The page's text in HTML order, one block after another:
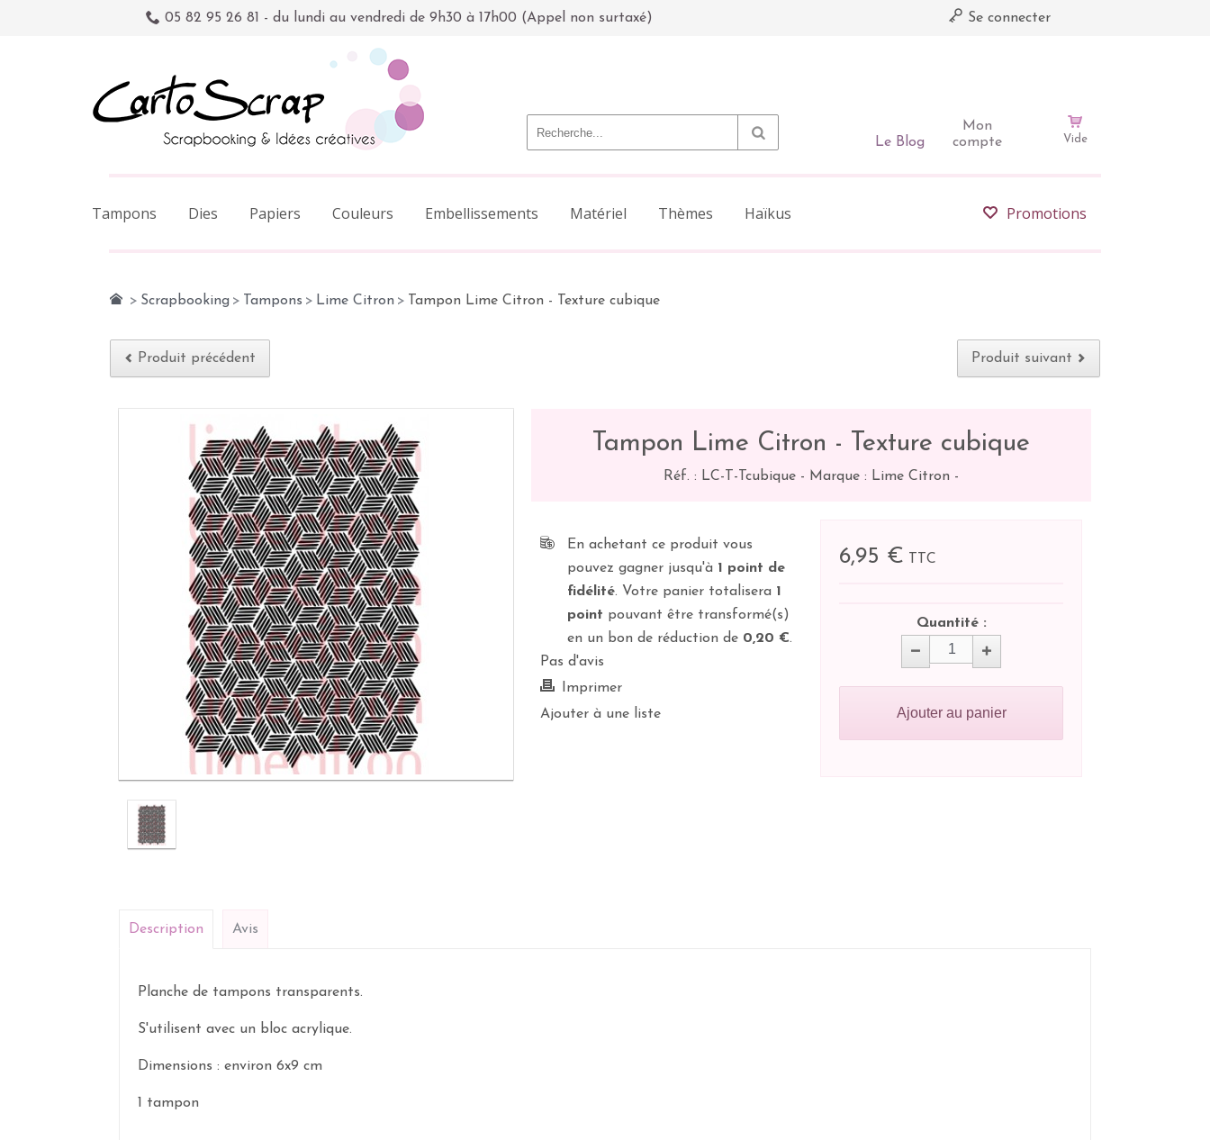
05 82 95 26 81 - du lundi au vendredi de 9h30 à 17h00 (Appel non surtaxé) Se connecter
Mon
compte
Le Blog Vide
Tampons Dies Papiers Couleurs Embellissements Matériel Thèmes Promotions
Haïkus
> Scrapbooking > Tampons > Lime Citron > Tampon Lime Citron - Texture cubique
Produit précédent Produit suivant
Tampon Lime Citron - Texture cubique
Réf. : LC-T-Tcubique - Marque : Lime Citron -
En achetant ce produit vous
pouvez gagner jusqu'à 1
point de
fidélité. Votre panier totalisera 1
point pouvant être transformé(s)
en un bon de réduction de 0,20 €.
Pas d'avis
Imprimer
Ajouter à une liste
6,95 € TTC
Quantité :
Ajouter au panier
Description Avis
Planche de tampons transparents.
S'utilisent avec un bloc acrylique.
Dimensions : environ 6x9 cm
1 tampon